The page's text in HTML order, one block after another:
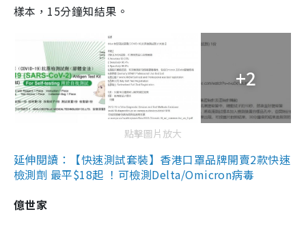
樣本，15分鐘知結果。
+2
點擊圖片放大
延伸閱讀：【快速測試套裝】香港口罩品牌開賣2款快速
檢測劑 最平$18起 ！可檢測Delta/Omicron病毒
億世家